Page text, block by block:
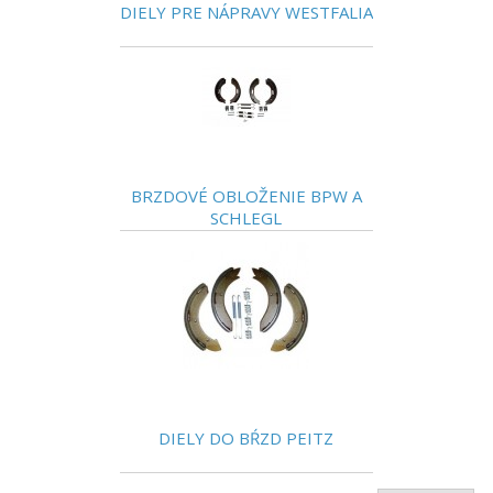
DIELY PRE NÁPRAVY WESTFALIA
BRZDOVÉ OBLOŽENIE BPW A
SCHLEGL
DIELY DO BŔZD PEITZ